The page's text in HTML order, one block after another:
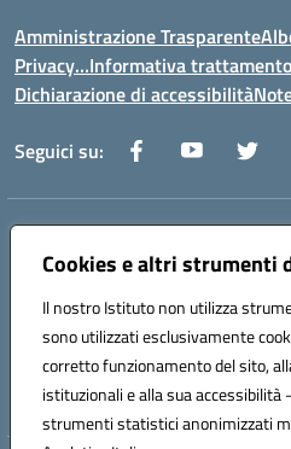
Cookies e altri strumenti
Il nostro Istituto non utilizza
sono utilizzati esclusivamente
corretto funzionamento del sito,
istituzionali e alla sua
strumenti statistici anonimizzati
Amministrazione Trasparente
Privacy…Informativa
Dichiarazione di accessibilità
Seguici su:
Indirizzo:
Centralino:089 201032 Email:
Codice fiscale: 80028930651
Codice meccanografico:
saic88800v
Codice unico di fatturazione (CUF):